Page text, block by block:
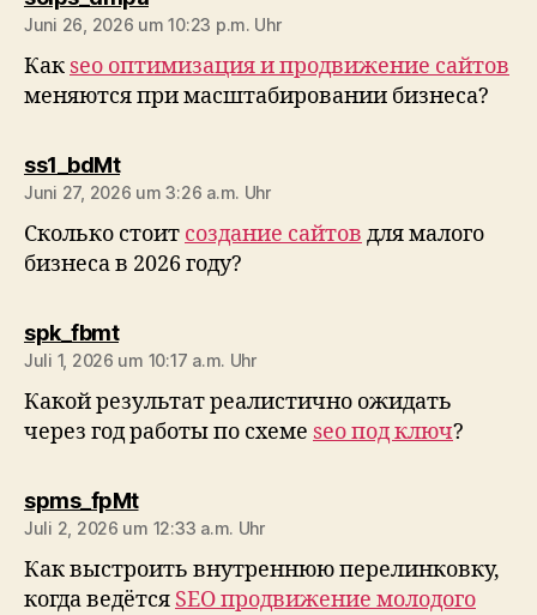
Juni 26, 2026 um 10:23 p.m. Uhr
Как seo оптимизация и продвижение сайтов
меняются при масштабировании бизнеса?
ss1_bdMtsagt:
Juni 27, 2026 um 3:26 a.m. Uhr
Сколько стоит создание сайтов для малого
бизнеса в 2026 году?
spk_fbmtsagt:
Juli 1, 2026 um 10:17 a.m. Uhr
Какой результат реалистично ожидать
через год работы по схеме seo под ключ?
spms_fpMtsagt:
Juli 2, 2026 um 12:33 a.m. Uhr
Как выстроить внутреннюю перелинковку,
когда ведётся SEO продвижение молодого